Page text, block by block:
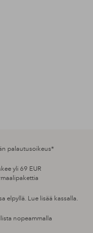
palautusoikeus*
yli 69 EUR
elpyllä. Lue lisää kassalla.
nopeammalla